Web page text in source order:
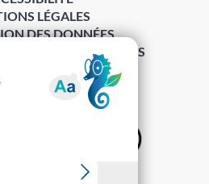
à la Gazette ›
LÉGALES
DES DONNÉES
GESTION DES COOKIES